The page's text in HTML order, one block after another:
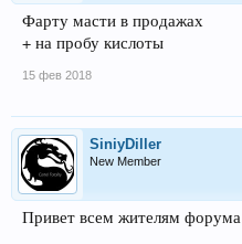
Фарту масти в продажах
+ на пробу кислоты
15 фев 2018
SiniyDiller
New Member
Привет всем жителям форума